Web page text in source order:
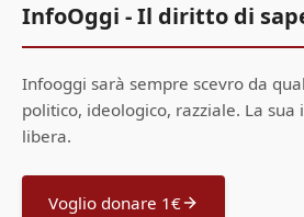
InfoOggi - Il diritto di
Infooggi sarà sempre scevro da
politico, ideologico, razziale. La sua
libera.
Voglio donare 1€